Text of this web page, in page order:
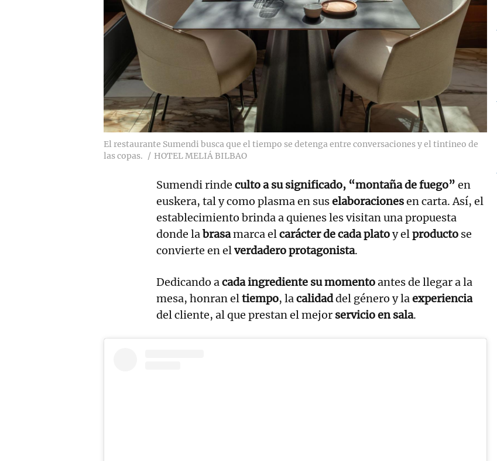
El restaurante Sumendi busca que el tiempo se detenga entre conversaciones y el tintineo de
las copas.
HOTEL MELIÁ BILBAO
Sumendi rinde culto a su significado, “montaña de fuego” en
euskera, tal y como plasma en suselaboracionesen carta. Así, el
establecimiento brinda a quienes les visitan una propuesta
donde labrasamarca elcarácter de cada platoy elproducto se
convierte en elverdadero protagonista.
Dedicando acada ingrediente su momentoantes de llegar a la
mesa, honran eltiempo, lacalidaddel género y laexperiencia
del cliente, al que prestan el mejor servicio en sala.